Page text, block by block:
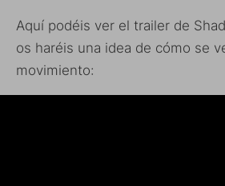
Aquí podéis ver el trailer de
os haréis una idea de cómo se
movimiento: